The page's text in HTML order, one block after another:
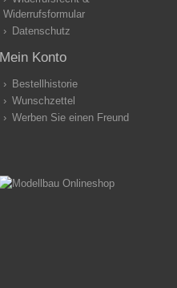
Widerrufsformular
Datenschutz
Mein Konto
Bestellhistorie
Wunschzettel
Werben Sie einen Freund